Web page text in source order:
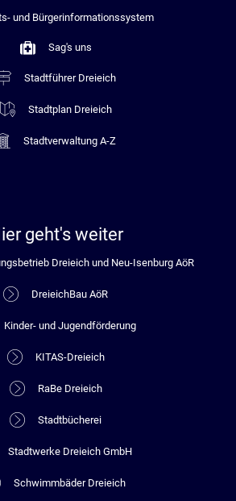
und Bürgerinformationssystem
Sag's uns
Stadtführer Dreieich
Stadtplan Dreieich
Stadtverwaltung A-Z
geht's weiter
Dreieich und Neu-Isenburg AöR
DreieichBau AöR
Kinder- und Jugendförderung
KITAS-Dreieich
RaBe Dreieich
Stadtbücherei
Stadtwerke Dreieich GmbH
Schwimmbäder Dreieich